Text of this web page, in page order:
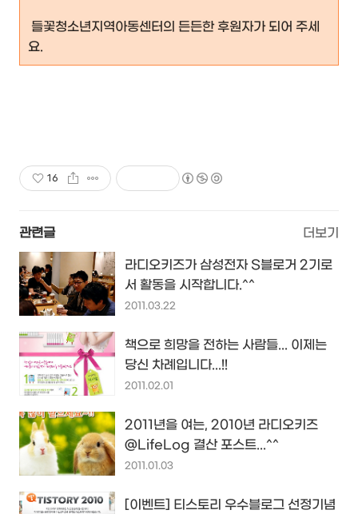
들꽃청소년지역아동센터의 든든한 후원자가 되어 주세
요.
16
관련글 더보기
라디오키즈가 삼성전자 S블로거 2기로
서 활동을 시작합니다.^^
2011.03.22
책으로 희망을 전하는 사람들... 이제는
당신 차례입니다...!!
2011.02.01
2011년을 여는, 2010년 라디오키즈
@LifeLog 결산 포스트...^^
2011.01.03
[이벤트] 티스토리 우수블로그 선정기념